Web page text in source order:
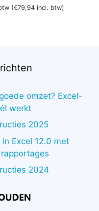
(€79,94incl. btw)
omzet? Excel-
werkt
2025
in Excel 12.0 met
2024